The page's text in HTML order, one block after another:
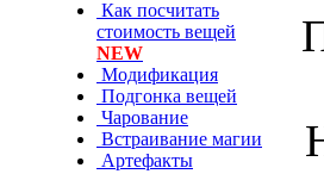
Как посчитать
стоимость вещей
NEW
Модификация
Подгонка вещей
Чарование
Встраивание магии
Артефакты